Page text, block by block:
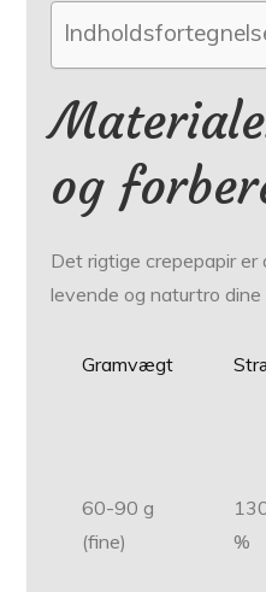
og
Det rigtige crepepapir
levende og naturtro dine
Gramvægt
60-90 g
(fine)
%